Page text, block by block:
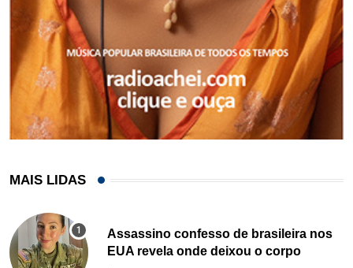
MAIS LIDAS
Assassino confesso de brasileira nos
EUA revela onde deixou o corpo